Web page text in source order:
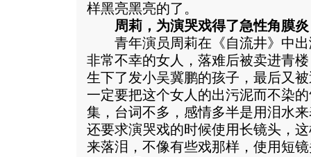
样黑亮黑亮的了。
周莉，为演哭戏得了急性角膜炎
青年演员周莉在《自流井》中出
非常不幸的女人，落难后被卖进青
生下了发小吴冀鹏的孩子，最后又
一定要把这个女人的出污泥而不染
集，台词不多，感情多半是用泪水
还要求演哭戏的时候使用长镜头，
来落泪，不像有些戏那样，使用短